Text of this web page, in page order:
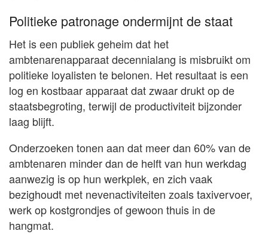
Politieke patronage ondermijnt de staat
Het is een publiek geheim dat het
ambtenarenapparaat decennialang is misbruikt om
politieke loyalisten te belonen. Het resultaat is een
log en kostbaar apparaat dat zwaar drukt op de
staatsbegroting, terwijl de productiviteit bijzonder
laag blijft.
Onderzoeken tonen aan dat meer dan 60% van de
ambtenaren minder dan de helft van hun werkdag
aanwezig is op hun werkplek, en zich vaak
bezighoudt met nevenactiviteiten zoals taxivervoer,
werk op kostgrondjes of gewoon thuis in de
hangmat.